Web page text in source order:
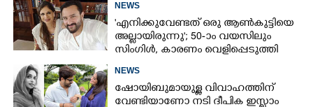
NEWS
'എനിക്കുവേണ്ടത് ഒരു ആൺകുട്ടിയെ
അല്ലായിരുന്നു'; 50-ാം വയസിലും
സിംഗിൾ, കാരണം വെളിപ്പെടുത്തി
സബ പട്ടൗഡി
NEWS
ഷോയിബുമായുള്ള വിവാഹത്തിന്
വേണ്ടിയാണോ നടി ദീപിക ഇസ്ലാം